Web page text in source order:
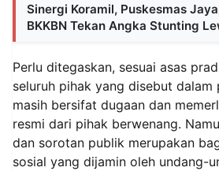
Sinergi Koramil, Puskesmas
BKKBN Tekan Angka Stunting
Perlu ditegaskan, sesuai asas
seluruh pihak yang disebut dalam
masih bersifat dugaan dan
resmi dari pihak berwenang.
dan sorotan publik merupakan
sosial yang dijamin oleh undang-